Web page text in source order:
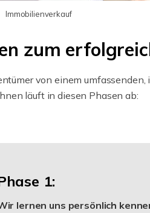
Immobilienverkauf
zum
von einem
läuft in diesen Phasen ab:
1:
lernen uns persönlich